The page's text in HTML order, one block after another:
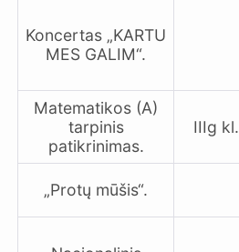
Koncertas „KARTU
MES GALIM“.
Matematikos (A)
tarpinis
patikrinimas.
IIIg kl.
„Protų mūšis“.